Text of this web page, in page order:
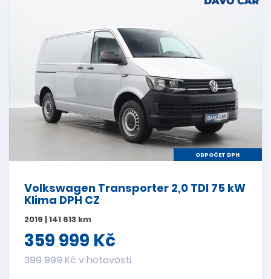
ODPOČET DPH
Volkswagen Transporter 2,0 TDI 75 kW
Klima DPH CZ
2019 | 141 613 km
359 999 Kč
399 999 Kč v hotovosti